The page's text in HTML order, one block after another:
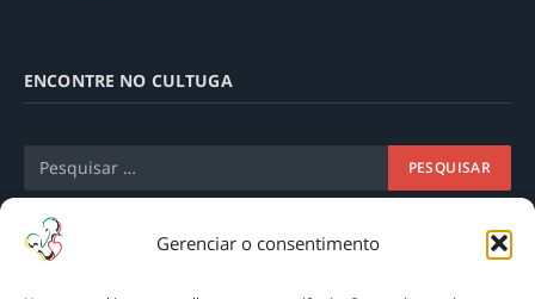
Gerenciar o consentimento
ENCONTRE NO CULTUGA